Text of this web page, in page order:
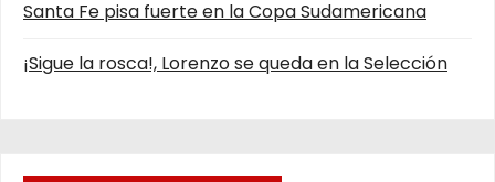
Santa Fe pisa fuerte en la Copa Sudamericana
¡Sigue la rosca!, Lorenzo se queda en la Selección